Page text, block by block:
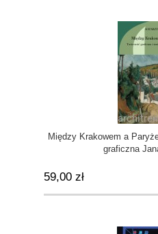
Między Krakowem a
graficzna
59,00 zł